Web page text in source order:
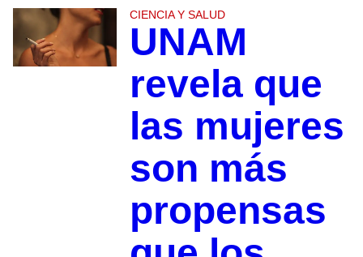
CIENCIA Y SALUD
UNAM
revela que
las mujeres
son más
propensas